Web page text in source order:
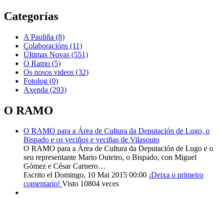
Categorías
A Pauliña (8)
Colaboracións (11)
Últimas Novas (551)
O Ramo (5)
Os nosos videos (32)
Fotolog (0)
Axenda (293)
O RAMO
O RAMO para a Área de Cultura da Deputación de Lugo, o
Bispado e os veciños e veciñas de Vilasouto
O RAMO para a Área de Cultura da Deputación de Lugo e o
seu representante Mario Outeiro, o Bispado, con Miguel
Gómez e César Carnero…
Escrito el Domingo, 10 Mai 2015 00:00 ¡Deixa o primeiro
comentario! Visto 10804 veces